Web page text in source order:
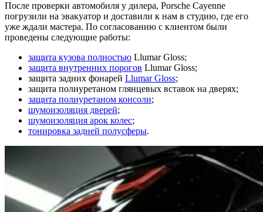
После проверки автомобиля у дилера, Porsche Cayenne
погрузили на эвакуатор и доставили к нам в студию, где его
уже ждали мастера. По согласованию с клиентом были
проведены следующие работы:
защита кузова полностью Llumar Gloss;
защита внутренних порогов Llumar Gloss;
защита задних фонарей Llumar Gloss;
защита полиуретаном глянцевых вставок на дверях;
защита полиуретаном консоли;
шумоизоляция дверей;
шумоизоляция арок колес;
тонировка задней полусферы.